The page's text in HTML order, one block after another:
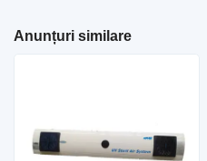
Anunțuri similare